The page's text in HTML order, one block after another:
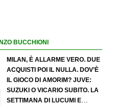
BUCCHIONI
MILAN, È ALLARME VERO. DUE
ACQUISTI POI IL NULLA. DOV’È
IL GIOCO DI AMORIM? JUVE:
SUZUKI O VICARIO SUBITO. LA
SETTIMANA DI LUCUMI E